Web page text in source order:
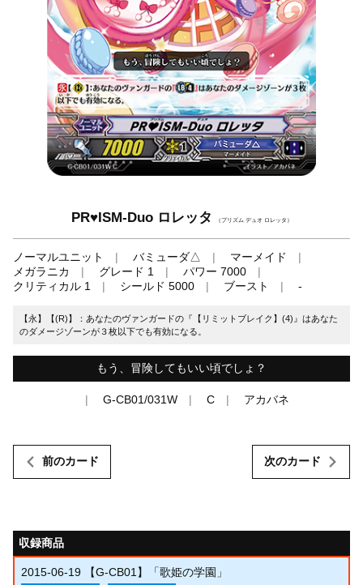
PR♥ISM-Duo ロレッタ （プリズム デュオ ロレッタ）
ノーマルユニット バミューダ△
マーメイド
メガラニカ
グレード 1
パワー 7000
クリティカル 1
シールド 5000 ブースト -
【永】【(R)】：あなたのヴァンガードの『【リミットブレイク】(4)』はあなた
のダメージゾーンが３枚以下でも有効になる。
もう、冒険してもいい頃でしょ？
G-CB01/031W C アカバネ
前のカード 次のカード
収録商品
2015-06-19 【G-CB01】「歌姫の学園」